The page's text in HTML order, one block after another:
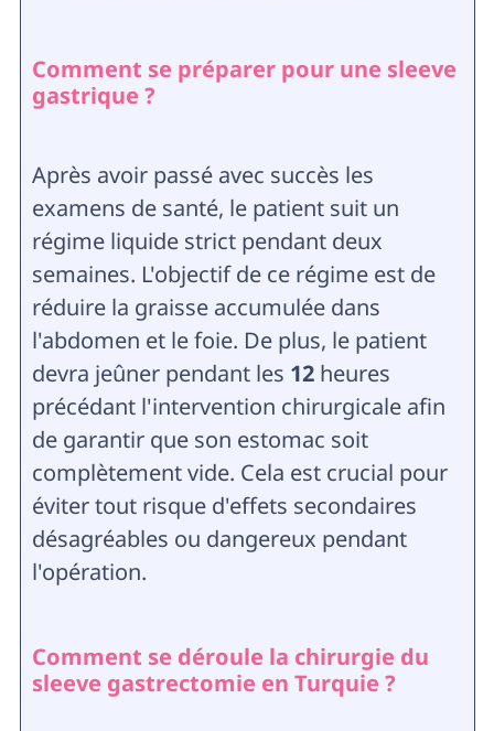
Comment se préparer pour une sleeve
gastrique ?
Après avoir passé avec succès les
examens de santé, le patient suit un
régime liquide strict pendant deux
semaines. L'objectif de ce régime est de
réduire la graisse accumulée dans
l'abdomen et le foie. De plus, le patient
devra jeûner pendant les 12heures
précédant l'intervention chirurgicale afin
de garantir que son estomac soit
complètement vide. Cela est crucial pour
éviter tout risque d'effets secondaires
désagréables ou dangereux pendant
l'opération.
Comment se déroule la chirurgie du
sleeve gastrectomie en Turquie ?